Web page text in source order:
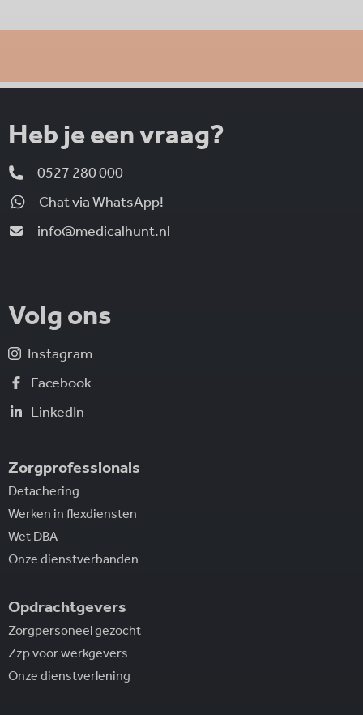
Heb je een vraag?
0527 280 000
Chat via WhatsApp!
info@medicalhunt.nl
Volg ons
Instagram
Facebook
LinkedIn
Zorgprofessionals
Detachering
Werken in flexdiensten
Wet DBA
Onze dienstverbanden
Opdrachtgevers
Zorgpersoneel gezocht
Zzp voor werkgevers
Onze dienstverlening